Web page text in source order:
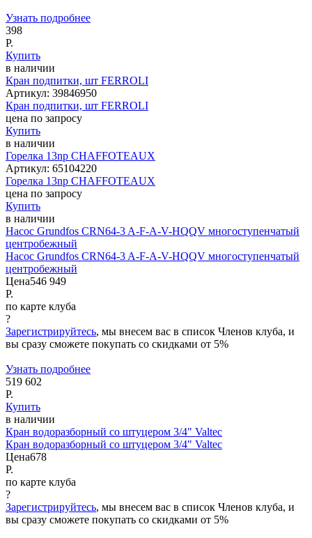
Узнать подробнее
398
Р.
Купить
в наличии
Кран подпитки, шт FERROLI
Артикул: 39846950
Кран подпитки, шт FERROLI
цена по запросу
Купить
в наличии
Горелка 13np CHAFFOTEAUX
Артикул: 65104220
Горелка 13np CHAFFOTEAUX
цена по запросу
Купить
в наличии
Насос Grundfos CRN64-3 A-F-A-V-HQQV многоступенчатый
центробежный
Насос Grundfos CRN64-3 A-F-A-V-HQQV многоступенчатый
центробежный
Цена546 949
Р.
по карте клуба
?
Зарегистрируйтесь, мы внесем вас в список Членов клуба, и
вы сразу сможете покупать со скидками от 5%
Узнать подробнее
519 602
Р.
Купить
в наличии
Кран водоразборный со штуцером 3/4" Valtec
Кран водоразборный со штуцером 3/4" Valtec
Цена678
Р.
по карте клуба
?
Зарегистрируйтесь, мы внесем вас в список Членов клуба, и
вы сразу сможете покупать со скидками от 5%